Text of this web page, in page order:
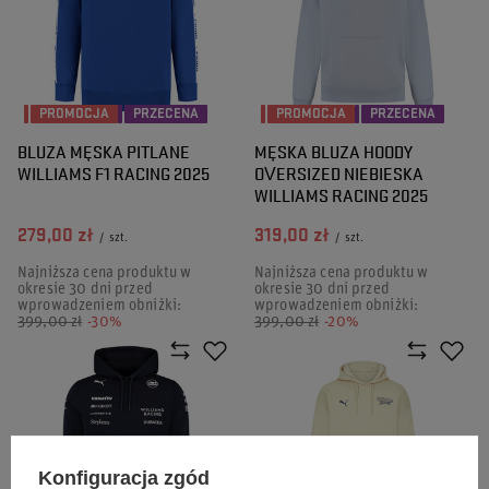
PROMOCJA PRZECENA
BLUZA MĘSKA PITLANE
WILLIAMS F1 RACING 2025
279,00 zł / szt.
Najniższa cena produktu w
okresie 30 dni przed
wprowadzeniem obniżki:
399,00 zł -30%
PROMOCJA PRZECENA
MĘSKA BLUZA HOODY
OVERSIZED NIEBIESKA
WILLIAMS RACING 2025
319,00 zł / szt.
Najniższa cena produktu w
okresie 30 dni przed
wprowadzeniem obniżki:
399,00 zł -20%
Konfiguracja zgód